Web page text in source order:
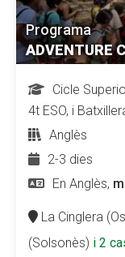
Programa
ADVENTURE
Cicle
4t ESO, i
Anglès
2-3 dies
En Anglès,
La Cinglera
(Solsonès) i 2
Memòria
Proposta educativa
ACTUALITAT
Notícies
Butlletins
Diari de la Fundació
Fundesplai als
Xarxes socials